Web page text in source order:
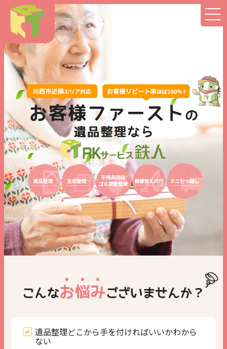
こんなお悩みございませんか？
遺品整理どこから手を付ければいいかわから
ない